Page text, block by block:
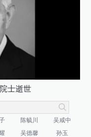
士逝世
陈毓川
吴咸中
吴德馨 孙玉